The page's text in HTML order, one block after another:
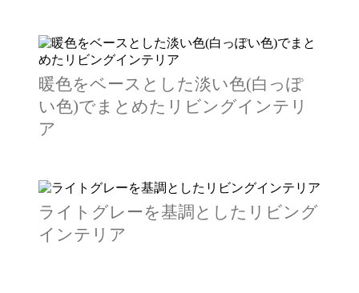
暖色をベースとした淡い色(白っぽ
い色)でまとめたリビングインテリ
ア
ライトグレーを基調としたリビング
インテリア